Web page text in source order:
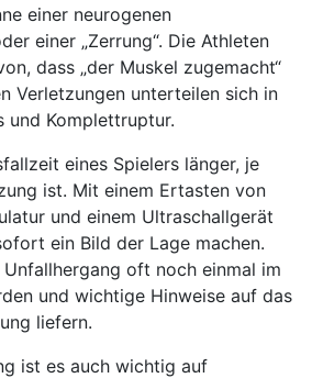
einer neurogenen
einer „Zerrung“. Die Athleten
dass „der Muskel zugemacht“
Verletzungen unterteilen sich in
und Komplettruptur.
eines Spielers länger, je
ist. Mit einem Ertasten von
und einem Ultraschallgerät
ein Bild der Lage machen.
oft noch einmal im
und wichtige Hinweise auf das
liefern.
ist es auch wichtig auf